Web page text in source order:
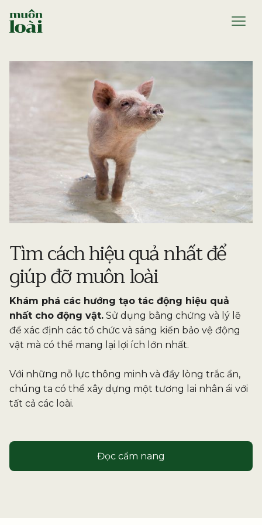
Tìm cách hiệu quả nhất để
giúp đỡ muôn loài
Khám phá các hướng tạo tác động hiệu quả
nhất cho động vật. Sử dụng bằng chứng và lý lẽ
để xác định các tổ chức và sáng kiến bảo vệ động
vật mà có thể mang lại lợi ích lớn nhất.
Với những nỗ lực thông minh và đầy lòng trắc ẩn,
chúng ta có thể xây dựng một tương lai nhân ái với
tất cả các loài.
Đọc cẩm nang